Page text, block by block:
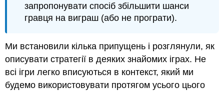
запропонувати спосіб збільшити шанси
гравця на виграш (або не програти).
Ми встановили кілька припущень і розглянули, як
описувати стратегії в деяких знайомих іграх. Не
всі ігри легко вписуються в контекст, який ми
будемо використовувати протягом усього цього